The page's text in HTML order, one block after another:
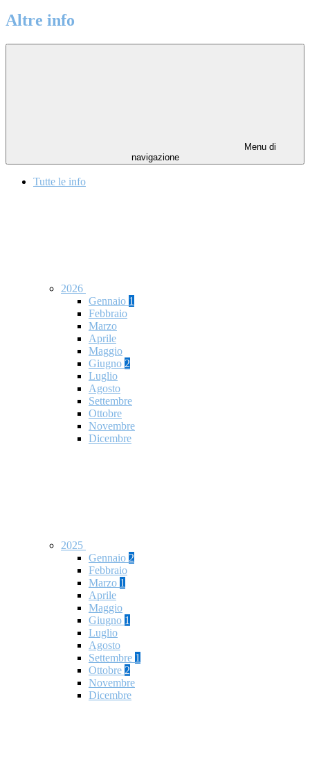
Altre info
Menu di
navigazione
Tutte le info
2026
Gennaio 1
Febbraio
Marzo
Aprile
Maggio
Giugno 2
Luglio
Agosto
Settembre
Ottobre
Novembre
Dicembre
2025
Gennaio 2
Febbraio
Marzo 1
Aprile
Maggio
Giugno 1
Luglio
Agosto
Settembre 1
Ottobre 2
Novembre
Dicembre